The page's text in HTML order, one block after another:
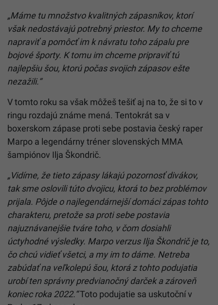
„Máme tu množstvo kvalitných zápasníkov, ktorí
však nedostávajú potrebný priestor. My to chceme
napraviť a pomôcť im k návratu toho zápalu pre
bojové športy. K tomu im chceme pripraviť tú
najlepšiu šou, ktorú počas svojich zápasov ešte
nezažili.“
V tomto roku sa však môžeš tešiť aj na to, že si to v
ringu rozdajú známe mená. Tentokrát sa v
boxerskom zápase proti sebe postavia český raper
Marpo a legendárny tréner slovenských MMA
šampiónov Ilja Škondrič.
„Vidíme, že tieto zápasy lákajú pozornosť divákov,
tak sme oslovili túto dvojicu, ktorá to bez problémov
prijala. Pôjde o najlegendárnejší domáci zápas tohto
charakteru, pretože sa proti sebe postavia
najuznávanejšie tváre toho, v čom dosiahli
úctyhodné výsledky. Marpoverzus Ilja Škondričje to,
čo chcú vidieť všetci, a my im to dáme. Netreba
zabúdať na veľkolepú šou, ktorá z tohto podujatia
urobí ten správny predvianočný darček a zároveň
koniec roka 2022.“Toto podujatie sa uskutoční v